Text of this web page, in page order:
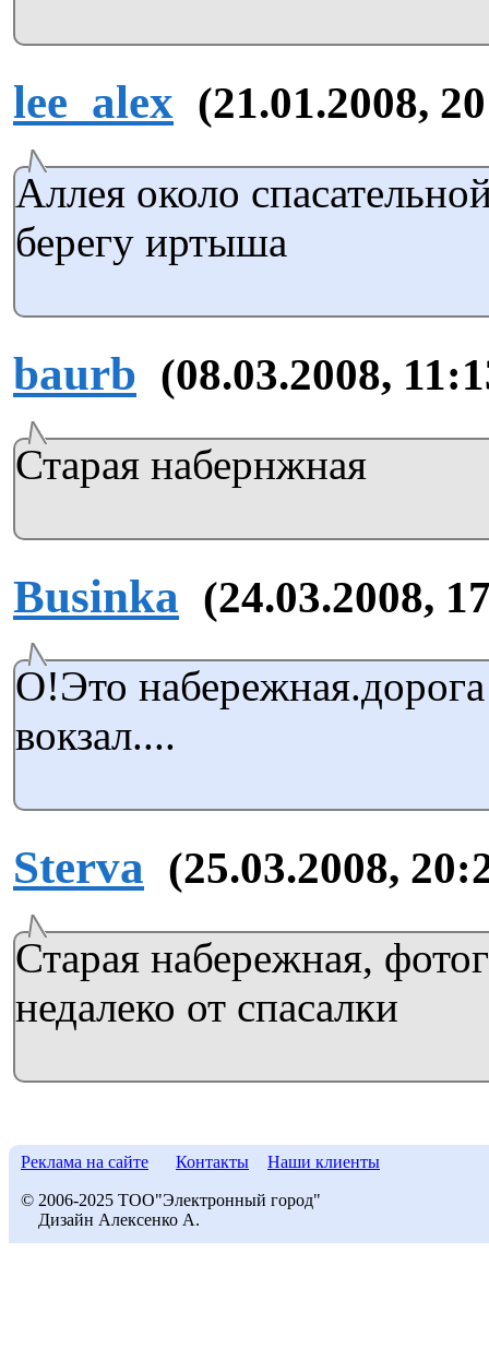
lee_alex (21.01.2008,
Аллея около
берегу иртыша
baurb (08.03.2008,
Старая набернжная
Businka (24.03.2008,
О!Это
вокзал....
Sterva (25.03.2008,
Старая набережная,
недалеко от спасалки
Реклама на сайте Контакты Наши клиенты
© 2006-2025 ТОО"Электронный город"
Дизайн Алексенко А.